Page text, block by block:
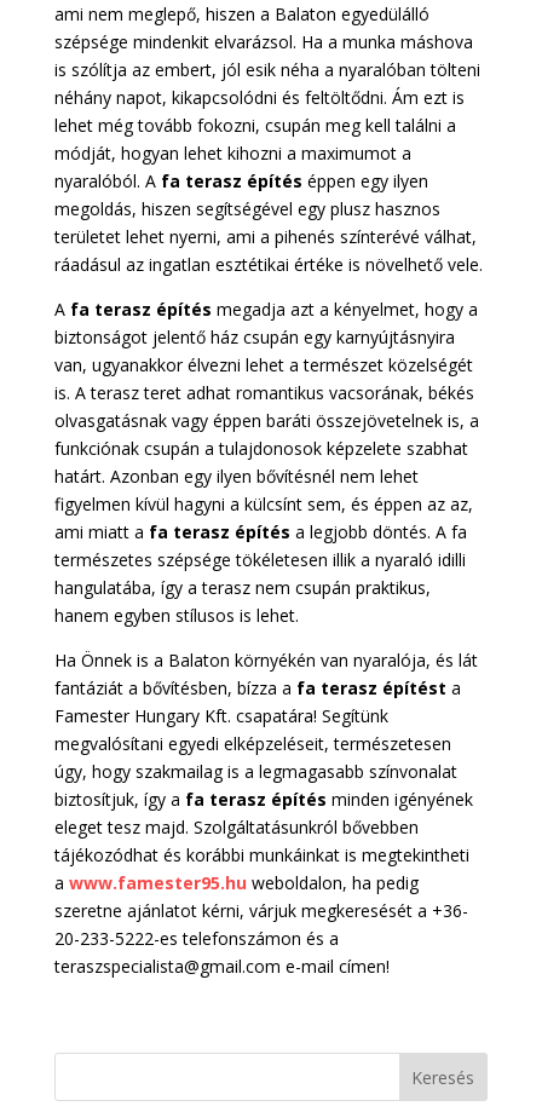
ami nem meglepő, hiszen a Balaton egyedülálló
szépsége mindenkit elvarázsol. Ha a munka máshova
is szólítja az embert, jól esik néha a nyaralóban tölteni
néhány napot, kikapcsolódni és feltöltődni. Ám ezt is
lehet még tovább fokozni, csupán meg kell találni a
módját, hogyan lehet kihozni a maximumot a
nyaralóból. A fa terasz építés éppen egy ilyen
megoldás, hiszen segítségével egy plusz hasznos
területet lehet nyerni, ami a pihenés színterévé válhat,
ráadásul az ingatlan esztétikai értéke is növelhető vele.
A fa terasz építés megadja azt a kényelmet, hogy a
biztonságot jelentő ház csupán egy karnyújtásnyira
van, ugyanakkor élvezni lehet a természet közelségét
is. A terasz teret adhat romantikus vacsorának, békés
olvasgatásnak vagy éppen baráti összejövetelnek is, a
funkciónak csupán a tulajdonosok képzelete szabhat
határt. Azonban egy ilyen bővítésnél nem lehet
figyelmen kívül hagyni a külcsínt sem, és éppen az az,
ami miatt a fa terasz építés a legjobb döntés. A fa
természetes szépsége tökéletesen illik a nyaraló idilli
hangulatába, így a terasz nem csupán praktikus,
hanem egyben stílusos is lehet.
Ha Önnek is a Balaton környékén van nyaralója, és lát
fantáziát a bővítésben, bízza a fa terasz építést a
Famester Hungary Kft. csapatára! Segítünk
megvalósítani egyedi elképzeléseit, természetesen
úgy, hogy szakmailag is a legmagasabb színvonalat
biztosítjuk, így a fa terasz építés minden igényének
eleget tesz majd. Szolgáltatásunkról bővebben
tájékozódhat és korábbi munkáinkat is megtekintheti
a www.famester95.hu weboldalon, ha pedig
szeretne ajánlatot kérni, várjuk megkeresését a +36-
20-233-5222-es telefonszámon és a
teraszspecialista@gmail.com e-mail címen!